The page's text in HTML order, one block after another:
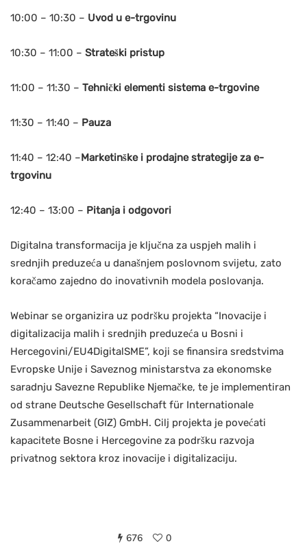
10:00 – 10:30 – Uvod u e-trgovinu
10:30 – 11:00 – Strateški pristup
11:00 – 11:30 – Tehnički elementi sistema e-trgovine
11:30 – 11:40 – Pauza
11:40 – 12:40 –Marketinške i prodajne strategije za e-
trgovinu
12:40 – 13:00 – Pitanja i odgovori
Digitalna transformacija je ključna za uspjeh malih i
srednjih preduzeća u današnjem poslovnom svijetu, zato
koračamo zajedno do inovativnih modela poslovanja.
Webinar se organizira uz podršku projekta “Inovacije i
digitalizacija malih i srednjih preduzeća u Bosni i
Hercegovini/EU4DigitalSME”, koji se finansira sredstvima
Evropske Unije i Saveznog ministarstva za ekonomske
saradnju Savezne Republike Njemačke, te je implementiran
od strane Deutsche Gesellschaft für Internationale
Zusammenarbeit (GIZ) GmbH. Cilj projekta je povećati
kapacitete Bosne i Hercegovine za podršku razvoja
privatnog sektora kroz inovacije i digitalizaciju.
676 0